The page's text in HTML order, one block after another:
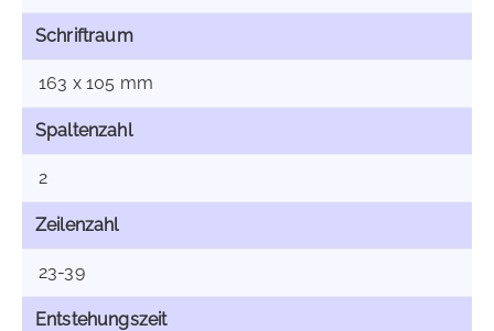
Schriftraum
163 x 105 mm
Spaltenzahl
2
Zeilenzahl
23-39
Entstehungszeit